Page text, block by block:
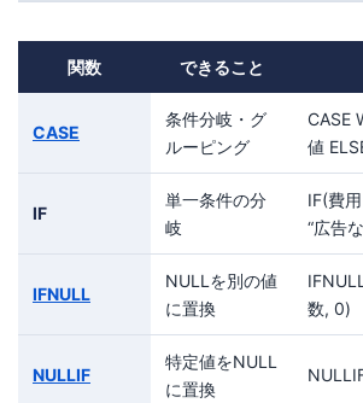
関数 できること
CASE
条件分岐・グ
ルーピング
CASE
値
IF
単一条件の分
岐
IF(費
“広告
IFNULL
NULLを別の値
に置換
数, 0)
NULLIF
特定値をNULL
に置換